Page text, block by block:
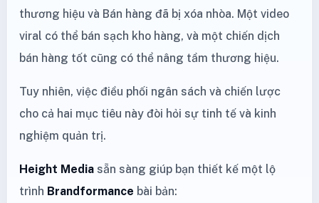
thương hiệu và Bán hàng đã bị xóa nhòa. Một video
viral có thể bán sạch kho hàng, và một chiến dịch
bán hàng tốt cũng có thể nâng tầm thương hiệu.
Tuy nhiên, việc điều phối ngân sách và chiến lược
cho cả hai mục tiêu này đòi hỏi sự tinh tế và kinh
nghiệm quản trị.
Height Media sẵn sàng giúp bạn thiết kế một lộ
trình Brandformance bài bản: